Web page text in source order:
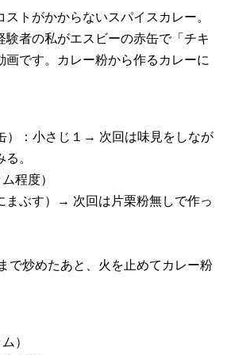
ストがかからないスパイスカレー。
験者の私がエスビーの赤缶で「チキ
画です。カレー粉から作るカレーに
）：小さじ１→ 次回は味見をしなが
。
程度）
まぶす）→ 次回は片栗粉無しで作っ
で炒めたあと、火を止めてカレー粉
）